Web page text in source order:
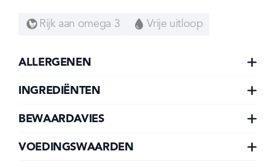
Rijk aan omega 3 Vrije uitloop
ALLERGENEN
INGREDIËNTEN
BEWAARDAVIES
VOEDINGSWAARDEN